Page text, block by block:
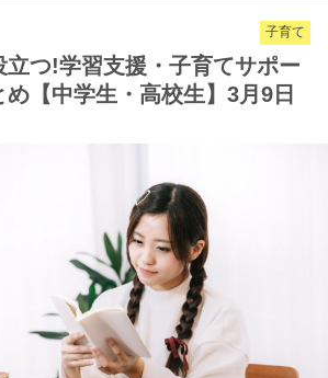
子育て
立つ!学習支援・子育てサポー
め【中学生・高校生】3月9日